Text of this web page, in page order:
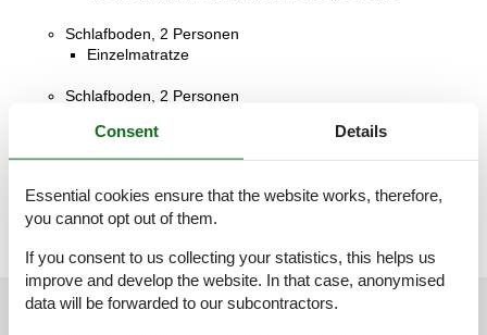
Schlafboden, 2 Personen
Einzelmatratze
Schlafboden, 2 Personen
Terrasse
Our guest reviews Our guest reviews
Consent Details
Essential cookies ensure that the website works, therefore,
you cannot opt out of them.
If you consent to us collecting your statistics, this helps us
improve and develop the website. In that case, anonymised
data will be forwarded to our subcontractors.